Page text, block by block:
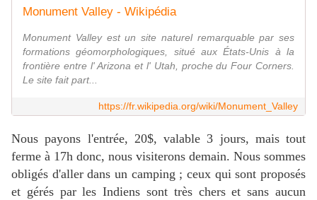
Monument Valley - Wikipédia
Monument Valley est un site naturel remarquable par ses
formations géomorphologiques, situé aux États-Unis à la
frontière entre l' Arizona et l' Utah, proche du Four Corners.
Le site fait part...
https://fr.wikipedia.org/wiki/Monument_Valley
Nous payons l'entrée, 20$, valable 3 jours, mais tout
ferme à 17h donc, nous visiterons demain. Nous sommes
obligés d'aller dans un camping ; ceux qui sont proposés
et gérés par les Indiens sont très chers et sans aucun